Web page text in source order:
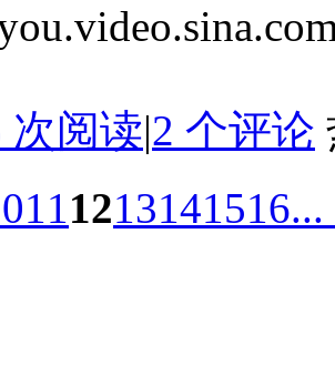
次阅读|2 个评论
111213141516...